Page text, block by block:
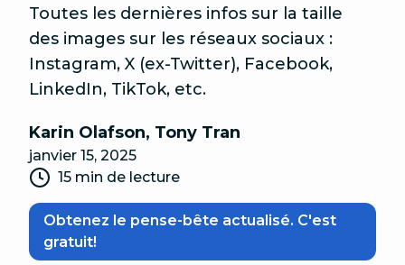
Toutes les dernières infos sur la taille
des images sur les réseaux sociaux :
Instagram, X (ex-Twitter), Facebook,
LinkedIn, TikTok, etc.
Karin Olafson, Tony Tran
janvier 15, 2025
15 min de lecture
Obtenez le pense-bête actualisé. C'est
gratuit!